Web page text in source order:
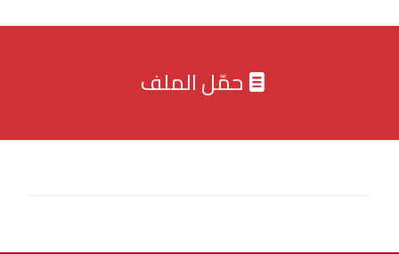
حمّل الملف